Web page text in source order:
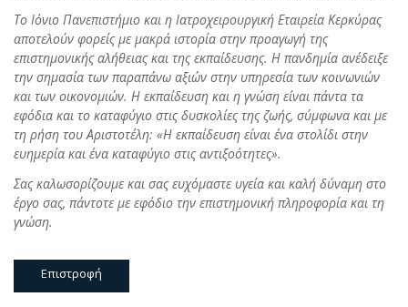
Το Ιόνιο Πανεπιστήμιο και η Ιατροχειρουργική Εταιρεία Κερκύρας
αποτελούν φορείς με μακρά ιστορία στην προαγωγή της
επιστημονικής αλήθειας και της εκπαίδευσης. Η πανδημία ανέδειξε
την σημασία των παραπάνω αξιών στην υπηρεσία των κοινωνιών
και των οικονομιών. Η εκπαίδευση και η γνώση είναι πάντα τα
εφόδια και το καταφύγιο στις δυσκολίες της ζωής, σύμφωνα και με
τη ρήση του Αριστοτέλη: «Η εκπαίδευση είναι ένα στολίδι στην
ευημερία και ένα καταφύγιο στις αντιξοότητες».
Σας καλωσορίζουμε και σας ευχόμαστε υγεία και καλή δύναμη στο
έργο σας, πάντοτε με εφόδιο την επιστημονική πληροφορία και τη
γνώση.
Επιστροφή